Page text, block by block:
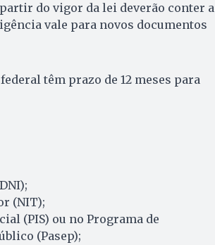
do vigor da lei deverão conter a
vale para novos documentos
têm prazo de 12 meses para
(NIT);
(PIS) ou no Programa de
(Pasep);